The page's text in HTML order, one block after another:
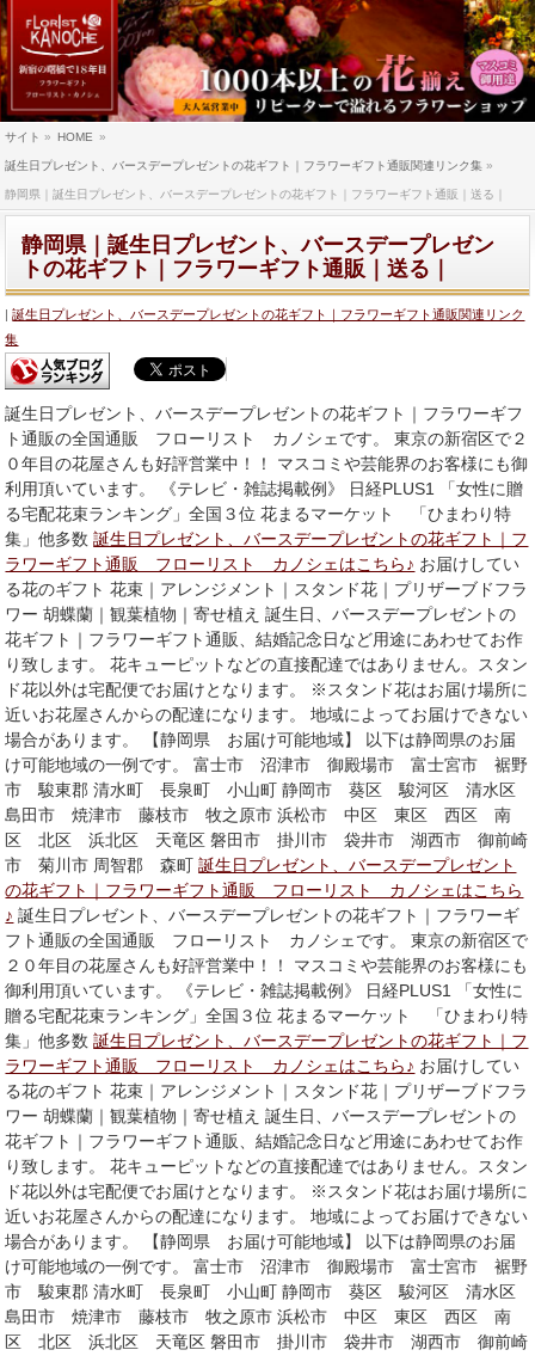
サイト » HOME »
誕生日プレゼント、バースデープレゼントの花ギフト｜フラワーギフト通販関連リンク集 »
静岡県｜誕生日プレゼント、バースデープレゼントの花ギフト｜フラワーギフト通販｜送る｜
静岡県｜誕生日プレゼント、バースデープレゼン
トの花ギフト｜フラワーギフト通販｜送る｜
誕生日プレゼント、バースデープレゼントの花ギフト｜フラワーギフト通販関連リンク
集
誕生日プレゼント、バースデープレゼントの花ギフト｜フラワーギフ
ト通販の全国通販 フローリスト カノシェです。 東京の新宿区で２
０年目の花屋さんも好評営業中！！ マスコミや芸能界のお客様にも御
利用頂いています。 《テレビ・雑誌掲載例》 日経PLUS1 「女性に贈
る宅配花束ランキング」全国３位 花まるマーケット 「ひまわり特
集」他多数誕生日プレゼント、バースデープレゼントの花ギフト｜フ
ラワーギフト通販 フローリスト カノシェはこちら♪ お届けしてい
る花のギフト 花束｜アレンジメント｜スタンド花｜プリザーブドフラ
ワー 胡蝶蘭｜観葉植物｜寄せ植え 誕生日、バースデープレゼントの
花ギフト｜フラワーギフト通販、結婚記念日など用途にあわせてお作
り致します。 花キューピットなどの直接配達ではありません。スタン
ド花以外は宅配便でお届けとなります。 ※スタンド花はお届け場所に
近いお花屋さんからの配達になります。 地域によってお届けできない
場合があります。 【静岡県 お届け可能地域】 以下は静岡県のお届
け可能地域の一例です。 富士市 沼津市 御殿場市 富士宮市 裾野
市 駿東郡 清水町 長泉町 小山町 静岡市 葵区 駿河区 清水区
島田市 焼津市 藤枝市 牧之原市 浜松市 中区 東区 西区 南
区 北区 浜北区 天竜区 磐田市 掛川市 袋井市 湖西市 御前崎
市 菊川市 周智郡 森町誕生日プレゼント、バースデープレゼント
の花ギフト｜フラワーギフト通販 フローリスト カノシェはこちら
♪ 誕生日プレゼント、バースデープレゼントの花ギフト｜フラワーギ
フト通販の全国通販 フローリスト カノシェです。 東京の新宿区で
２０年目の花屋さんも好評営業中！！ マスコミや芸能界のお客様にも
御利用頂いています。 《テレビ・雑誌掲載例》 日経PLUS1 「女性に
贈る宅配花束ランキング」全国３位 花まるマーケット 「ひまわり特
集」他多数誕生日プレゼント、バースデープレゼントの花ギフト｜フ
ラワーギフト通販 フローリスト カノシェはこちら♪ お届けしてい
る花のギフト 花束｜アレンジメント｜スタンド花｜プリザーブドフラ
ワー 胡蝶蘭｜観葉植物｜寄せ植え 誕生日、バースデープレゼントの
花ギフト｜フラワーギフト通販、結婚記念日など用途にあわせてお作
り致します。 花キューピットなどの直接配達ではありません。スタン
ド花以外は宅配便でお届けとなります。 ※スタンド花はお届け場所に
近いお花屋さんからの配達になります。 地域によってお届けできない
場合があります。 【静岡県 お届け可能地域】 以下は静岡県のお届
け可能地域の一例です。 富士市 沼津市 御殿場市 富士宮市 裾野
市 駿東郡 清水町 長泉町 小山町 静岡市 葵区 駿河区 清水区
島田市 焼津市 藤枝市 牧之原市 浜松市 中区 東区 西区 南
区 北区 浜北区 天竜区 磐田市 掛川市 袋井市 湖西市 御前崎